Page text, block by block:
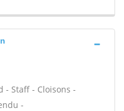
- Staff - Cloisons -
-